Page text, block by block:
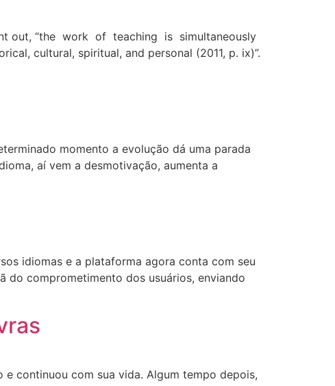
out, “the work of teaching is simultaneously
cultural, spiritual, and personal (2011, p. ix)”.
momento a evolução dá uma parada
aí vem a desmotivação, aumenta a
idiomas e a plataforma agora conta com seu
do comprometimento dos usuários, enviando
continuou com sua vida. Algum tempo depois,